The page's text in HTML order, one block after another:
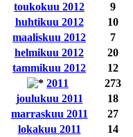
toukokuu 2012
9
huhtikuu 2012
10
maaliskuu 2012
7
helmikuu 2012
20
tammikuu 2012
12
2011
273
joulukuu 2011
18
marraskuu 2011
27
lokakuu 2011
14